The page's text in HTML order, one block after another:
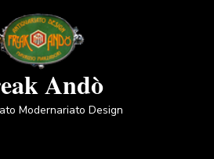
Andò
Modernariato Design